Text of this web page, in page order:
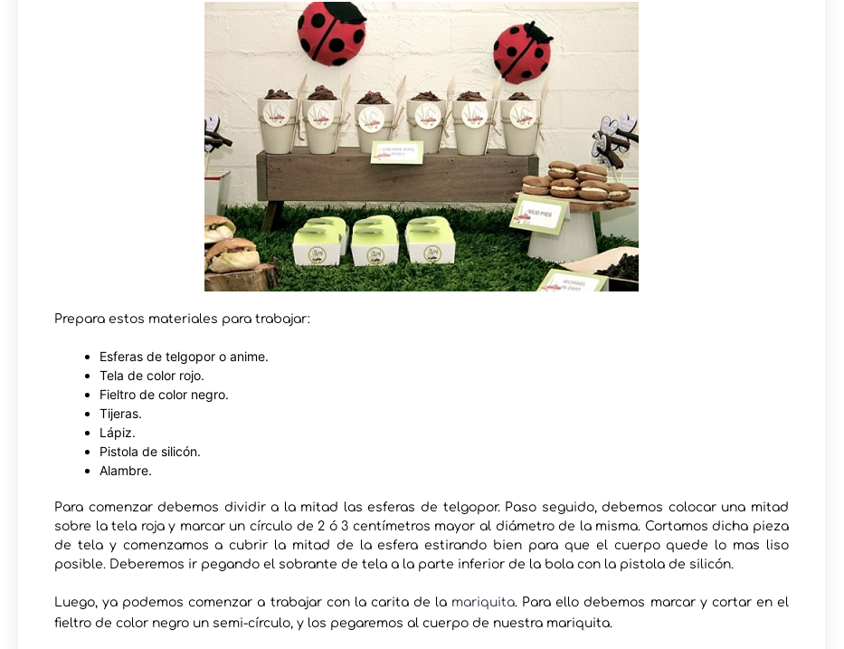
Prepara estos materiales para trabajar:
Esferas de telgopor o anime.
Tela de color rojo.
Fieltro de color negro.
Tijeras.
Lápiz.
Pistola de silicón.
Alambre.
Para comenzar debemos dividir a la mitad las esferas de telgopor. Paso seguido, debemos colocar una mitad
sobre la tela roja y marcar un círculo de 2 ó 3 centímetros mayor al diámetro de la misma. Cortamos dicha pieza
de tela y comenzamos a cubrir la mitad de la esfera estirando bien para que el cuerpo quede lo mas liso
posible. Deberemos ir pegando el sobrante de tela a la parte inferior de la bola con la pistola de silicón.
Luego, ya podemos comenzar a trabajar con la carita de la mariquita. Para ello debemos marcar y cortar en el
fieltro de color negro un semi-círculo, y los pegaremos al cuerpo de nuestra mariquita.